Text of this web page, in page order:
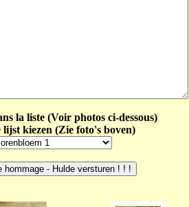
la liste (Voir photos ci-dessous)
lijst kiezen (Zie foto's boven)